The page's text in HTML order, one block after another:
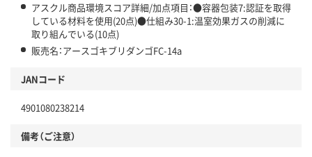
アスクル商品環境スコア詳細/加点項目：●容器包装7:認証を取得
している材料を使用(20点)●仕組み30-1:温室効果ガスの削減に
取り組んでいる(10点)
販売名：アースゴキブリダンゴFC-14a
JANコード
4901080238214
備考（ご注意）